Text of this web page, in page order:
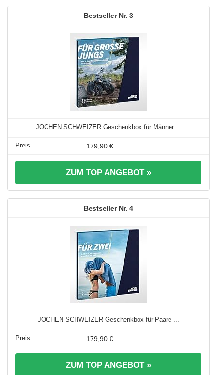
3
JOCHEN SCHWEIZER Geschenkbox für Männer ...
179,90 €
ZUM TOP ANGEBOT »
4
JOCHEN SCHWEIZER Geschenkbox für Paare ...
179,90 €
ZUM TOP ANGEBOT »